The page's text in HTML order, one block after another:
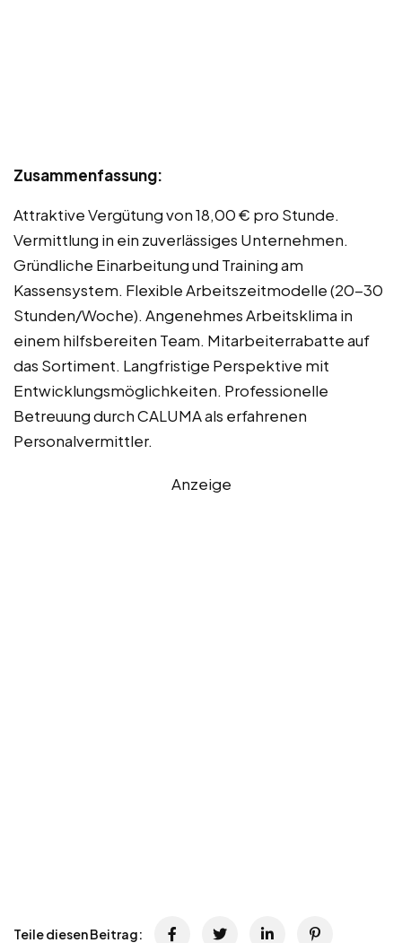
Zusammenfassung:
Attraktive Vergütung von 18,00 € pro Stunde.
Vermittlung in ein zuverlässiges Unternehmen.
Gründliche Einarbeitung und Training am
Kassensystem. Flexible Arbeitszeitmodelle (20-30
Stunden/Woche). Angenehmes Arbeitsklima in
einem hilfsbereiten Team. Mitarbeiterrabatte auf
das Sortiment. Langfristige Perspektive mit
Entwicklungsmöglichkeiten. Professionelle
Betreuung durch CALUMA als erfahrenen
Personalvermittler.
Anzeige
Teile diesen Beitrag: